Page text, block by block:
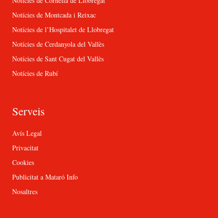
Notícies de Montcada i Reixac
Notícies de l’Hospitalet de Llobregat
Notícies de Cerdanyola del Vallès
Notícies de Sant Cugat del Vallès
Notícies de Rubí
Serveis
Avís Legal
Privacitat
Cookies
Publicitat a Mataró Info
Nosaltres